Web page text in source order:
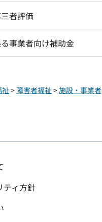
者評価
事業者向け補助金
> 障害者福祉 >施設・事業者
ティ方針